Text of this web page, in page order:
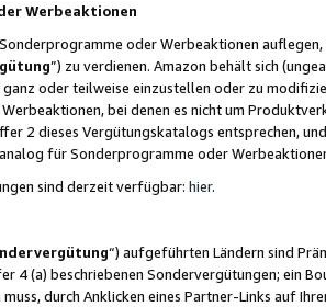
Werbeaktionen
oder Werbeaktionen
”) zu verdienen. Amazon behält sich
oder teilweise einzustellen oder zu
bei denen es nicht um
2 dieses Vergütungskatalogs entsprechen,
für Sonderprogramme oder
sind derzeit verfügbar: hier.
“) aufgeführten Ländern sind
4 (a) beschriebenen Sondervergütungen; ein
durch Anklicken eines Partner-Links auf